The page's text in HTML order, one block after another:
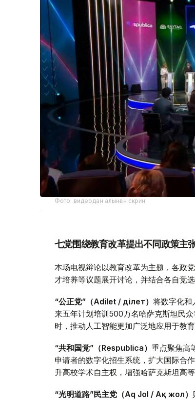
Фото: видеодан алынған скрин
七党围绕教育改革提出不同政策主
本场电视辩论以教育改革为主题，各政
才培养等议题展开讨论，并结合各自竞
“公正党”（Adilet / Әділет） 将数字化和
来五年计划培训500万名哈萨克斯坦民
时，推动人工智能更加广泛地应用于教
“共和国党”（Respublica） 重点聚焦高
申请者的数字化招生系统，扩大国际合
升高校学术自主权，增强哈萨克斯坦高
“光明道路”民主党（Aq Jol / Ақ жол）